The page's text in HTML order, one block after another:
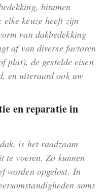
bitumen
keuze heeft zijn
van dakbedekking
af van diverse factoren
plat), de gestelde eisen
en uiteraard ook uw
en reparatie in
is het raadzaam
te voeren. Zo kunnen
worden opgelost. In
soms